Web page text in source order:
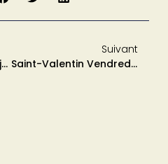
L’Alandier Fête Le Beaujolais Nouveau, Venez En Profiter !
Suivant
Saint-Valentin Vendredi 14 Et Samedi 15 Février